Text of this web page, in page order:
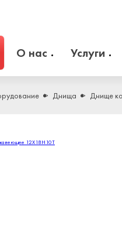
О нас Услуги
Днища Днище